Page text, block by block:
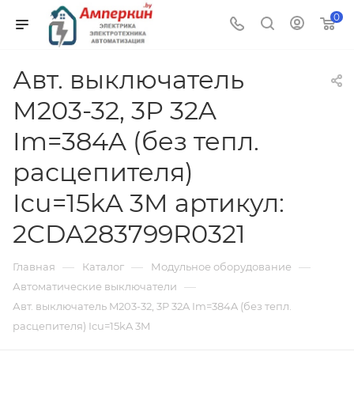
0
Авт. выключатель
M203-32, 3P 32A
Im=384A (без тепл.
расцепителя)
Icu=15kA 3M артикул:
2CDA283799R0321
Главная — Каталог — Модульное оборудование —
Автоматические выключатели —
Авт. выключатель M203-32, 3P 32A Im=384A (без тепл.
расцепителя) Icu=15kA 3M